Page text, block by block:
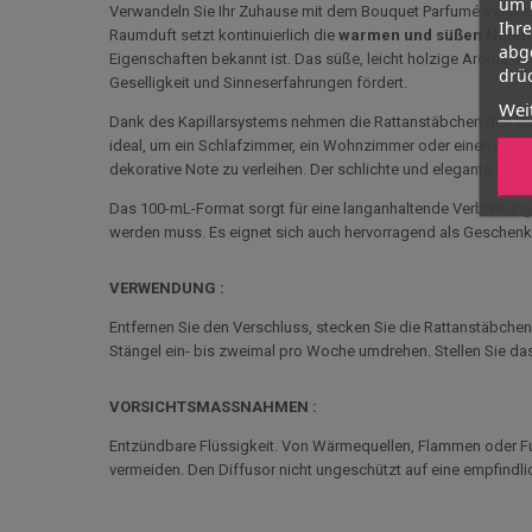
Verwandeln Sie Ihr Zuhause mit dem Bouquet Parfumé
Raumduft setzt kontinuierlich die warmen und süßen Noten
Eigenschaften bekannt ist. Das süße, leicht holzige Aroma
Geselligkeit und Sinneserfahrungen fördert.
Dank des Kapillarsystems nehmen die Rattanstäbchen den
ideal, um ein Schlafzimmer, ein Wohnzimmer oder einen
dekorative Note zu verleihen. Der schlichte und elegante
Das 100-mL-Format sorgt für eine langanhaltende
werden muss. Es eignet sich auch hervorragend als
VERWENDUNG :
Entfernen Sie den Verschluss, stecken Sie die
Stängel ein- bis zweimal pro Woche umdrehen. Stellen Sie
VORSICHTSMASSNAHMEN :
Entzündbare Flüssigkeit. Von Wärmequellen, Flammen oder
vermeiden. Den Diffusor nicht ungeschützt auf eine